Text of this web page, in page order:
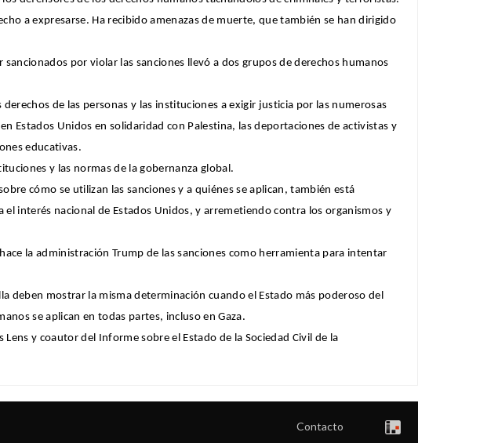
a expresarse. Ha recibido amenazas de muerte, que también se han dirigido
por violar las sanciones llevó a dos grupos de derechos humanos
de las personas y las instituciones a exigir justicia por las numerosas
Estados Unidos en solidaridad con Palestina, las deportaciones de activistas y
educativas.
y las normas de la gobernanza global.
cómo se utilizan las sanciones y a quiénes se aplican, también está
interés nacional de Estados Unidos, y arremetiendo contra los organismos y
la administración Trump de las sanciones como herramienta para intentar
deben mostrar la misma determinación cuando el Estado más poderoso del
se aplican en todas partes, incluso en Gaza.
y coautor del Informe sobre el Estado de la Sociedad Civil de la
Contacto